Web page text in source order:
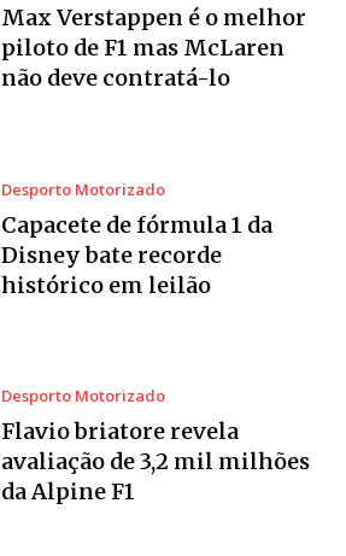
Max Verstappen é o melhor
piloto de F1 mas McLaren
não deve contratá-lo
Desporto Motorizado
Capacete de fórmula 1 da
Disney bate recorde
histórico em leilão
Desporto Motorizado
Flavio briatore revela
avaliação de 3,2 mil milhões
da Alpine F1